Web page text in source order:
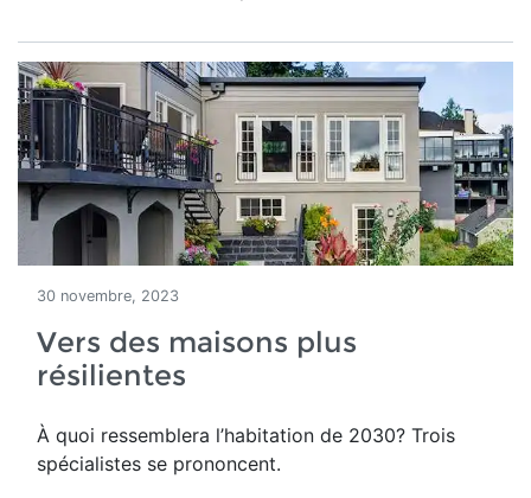
30 novembre, 2023
Vers des maisons plus
résilientes
À quoi ressemblera l’habitation de 2030? Trois
spécialistes se prononcent.